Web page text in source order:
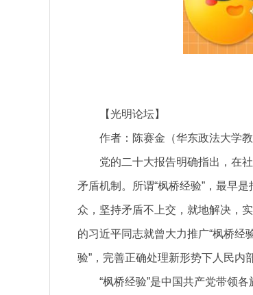
【光明论坛】
作者：陈赛金（华东政法大学
党的二十大报告明确指出，在
矛盾机制。所谓“枫桥经验”，最早
众，坚持矛盾不上交，就地解决，
的习近平同志就曾大力推广“枫桥经
验”，完善正确处理新形势下人民内
“枫桥经验”是中国共产党带领